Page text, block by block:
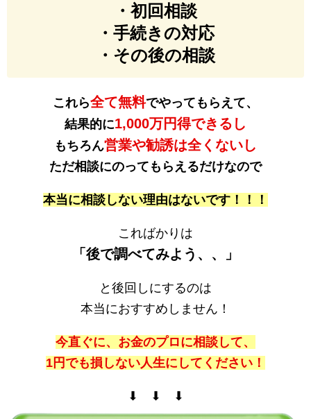
・初回相談
・手続きの対応
・その後の相談
これら全て無料でやってもらえて、
結果的に1,000万円得できるし
もちろん営業や勧誘は全くないし
ただ相談にのってもらえるだけなので
本当に相談しない理由はないです！！！
こればかりは
「後で調べてみよう、、」
と後回しにするのは
本当におすすめしません！
今直ぐに、お金のプロに相談して、
1円でも損しない人生にしてください！
⬇ ⬇ ⬇